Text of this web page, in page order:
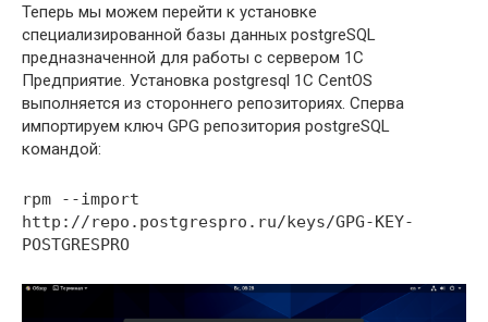
Теперь мы можем перейти к установке
специализированной базы данных postgreSQL
предназначенной для работы с сервером 1С
Предприятие. Установка postgresql 1С CentOS
выполняется из стороннего репозиториях. Сперва
импортируем ключ GPG репозитория postgreSQL
командой:
rpm --import
http://repo.postgrespro.ru/keys/GPG-KEY-
POSTGRESPRO